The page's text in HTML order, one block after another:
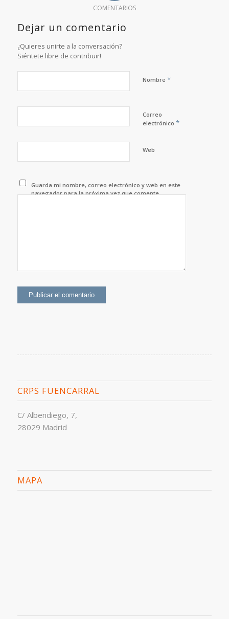
COMENTARIOS
Dejar un comentario
¿Quieres unirte a la conversación?
Siéntete libre de contribuir!
Nombre *
Correo
electrónico *
Web
Guarda mi nombre, correo electrónico y web en este
navegador para la próxima vez que comente.
CRPS FUENCARRAL
C/ Albendiego, 7,
28029 Madrid
MAPA